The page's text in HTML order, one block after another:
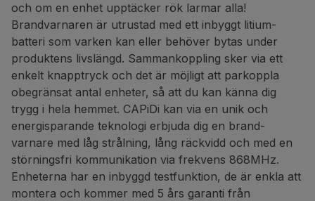
och om en enhet upptäcker rök larmar alla!
Brandvarnaren är utrustad med ett inbyggt litium-
batteri som varken kan eller behöver bytas under
produktens livslängd. Sammankoppling sker via ett
enkelt knapptryck och det är möjligt att parkoppla
obegränsat antal enheter, så att du kan känna dig
trygg i hela hemmet. CAPiDi kan via en unik och
energisparande teknologi erbjuda dig en brand-
varnare med låg strålning, lång räckvidd och med en
störningsfri kommunikation via frekvens 868MHz.
Enheterna har en inbyggd testfunktion, de är enkla att
montera och kommer med 5 års garanti från